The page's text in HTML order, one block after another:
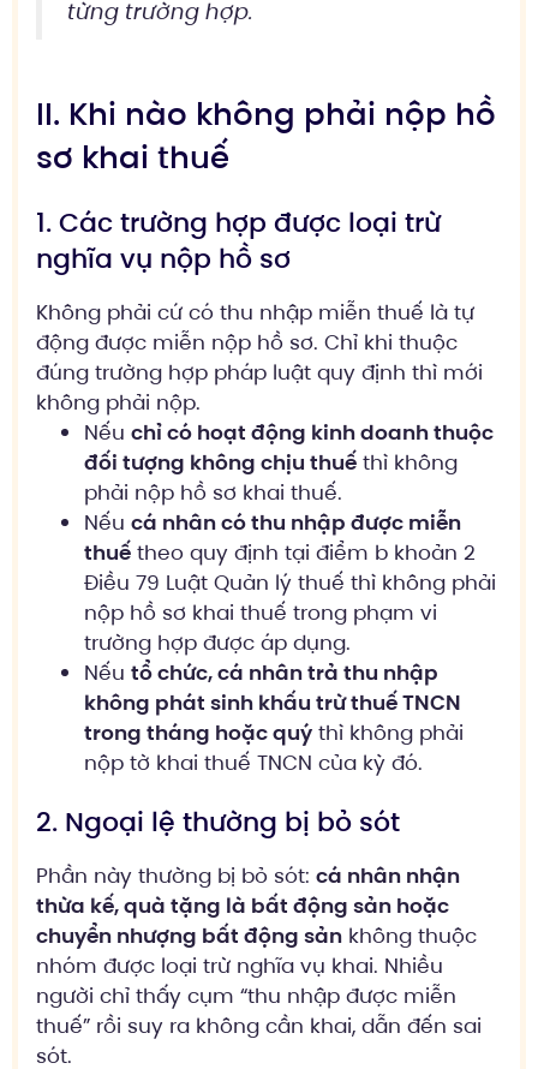
từng trường hợp.
II. Khi nào không phải nộp hồ
sơ khai thuế
1. Các trường hợp được loại trừ
nghĩa vụ nộp hồ sơ
Không phải cứ có thu nhập miễn thuế là tự
động được miễn nộp hồ sơ. Chỉ khi thuộc
đúng trường hợp pháp luật quy định thì mới
không phải nộp.
Nếu chỉ có hoạt động kinh doanh thuộc
đối tượng không chịu thuế thì không
phải nộp hồ sơ khai thuế.
Nếu cá nhân có thu nhập được miễn
thuế theo quy định tại điểm b khoản 2
Điều 79 Luật Quản lý thuế thì không phải
nộp hồ sơ khai thuế trong phạm vi
trường hợp được áp dụng.
Nếu tổ chức, cá nhân trả thu nhập
không phát sinh khấu trừ thuế TNCN
trong tháng hoặc quý thì không phải
nộp tờ khai thuế TNCN của kỳ đó.
2. Ngoại lệ thường bị bỏ sót
Phần này thường bị bỏ sót: cá nhân nhận
thừa kế, quà tặng là bất động sản hoặc
chuyển nhượng bất động sản không thuộc
nhóm được loại trừ nghĩa vụ khai. Nhiều
người chỉ thấy cụm “thu nhập được miễn
thuế” rồi suy ra không cần khai, dẫn đến sai
sót.